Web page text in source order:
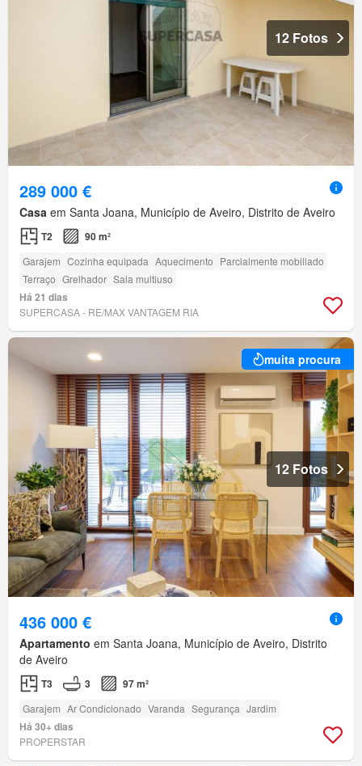
12 Fotos
289 000 €
Casa em Santa Joana, Município de Aveiro, Distrito de Aveiro
T2 90 m²
Garajem Cozinha equipada Aquecimento Parcialmente mobiliado
Terraço Grelhador Sala multiuso
Há 21 dias
SUPERCASA - RE/MAX VANTAGEM RIA
muita procura
12 Fotos
436 000 €
Apartamento em Santa Joana, Município de Aveiro, Distrito
de Aveiro
T3 3 97 m²
Garajem Ar Condicionado Varanda Segurança Jardim
Há 30+ dias
PROPERSTAR